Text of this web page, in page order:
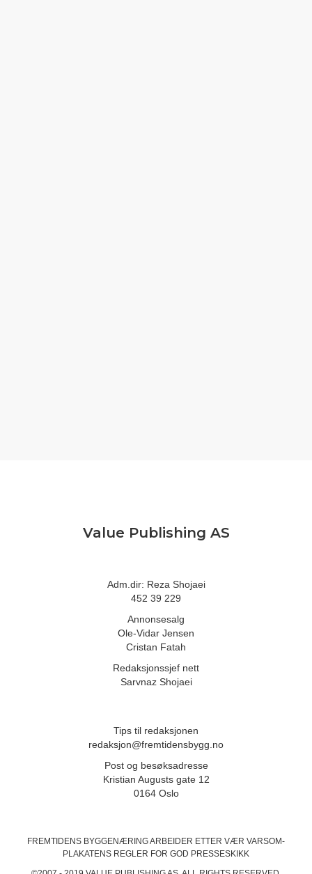
Value Publishing AS
Adm.dir: Reza Shojaei
452 39 229
Annonsesalg
Ole-Vidar Jensen
Cristan Fatah
Redaksjonssjef nett
Sarvnaz Shojaei
Tips til redaksjonen
redaksjon@fremtidensbygg.no
Post og besøksadresse
Kristian Augusts gate 12
0164 Oslo
FREMTIDENS BYGGENÆRING ARBEIDER ETTER VÆR VARSOM-
PLAKATENS REGLER FOR GOD PRESSESKIKK